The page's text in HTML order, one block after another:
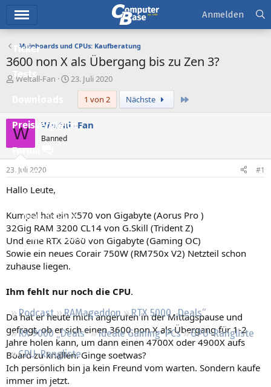
Ticker
Tests
Preisvergleich
Forum
Aktuelles
Empfohlene Inhalte
Neue Beiträge
Neueste Aktivitäten
Leserartikel
Podcast RAMageddon
RTX 5000 „Deals“
RX 9000 „Deals“
Ideale Gaming-PCs
GPU-Rangliste
CPU-Rangliste
Anmelden
Mainboards und CPUs: Kaufberatung
3600 non X als Übergang bis zu Zen 3?
E
e
l
e
Weltall-Fan
E
e
m
23. Juli 2020
1 von 2
Nächste
W Weltall-Fan
Banned
23. Juli 2020 #1
Hallo Leute,
Kumpel hat ein X570 von Gigabyte (Aorus Pro )
32Gig RAM 3200 CL14 von G.Skill (Trident Z)
Und eine RTX 2080 von Gigabyte (Gaming OC)
Sowie ein neues Corair 750W (RM750x V2) Netzteil schon
zuhause liegen.
Ihm fehlt nur noch die CPU.
Da hat er heute mich angerufen in der Mittagspause und
gefragt, ob er sich einen 3600 non X als Übergang für 1-2
Jahre holen kann, um dann einen 4700X oder 4900X aufs
Board zu knallen. Ginge soetwas?
Ich persönlich bin ja kein Freund vom warten. Sondern kaufe
immer im jetzt.